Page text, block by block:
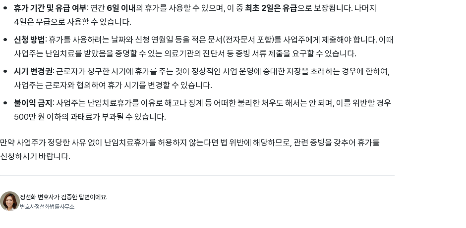
휴가 기간 및 유급 여부: 연간6일 이내의 휴가를 사용할 수 있으며, 이 중최초 2일은 유급으로 보장됩니다. 나머지
4일은 무급으로 사용할 수 있습니다.
신청 방법: 휴가를 사용하려는 날짜와 신청 연월일 등을 적은 문서(전자문서 포함)를 사업주에게 제출해야 합니다. 이때
사업주는 난임치료를 받았음을 증명할 수 있는 의료기관의 진단서 등 증빙 서류 제출을 요구할 수 있습니다.
시기 변경권: 근로자가 청구한 시기에 휴가를 주는 것이 정상적인 사업 운영에 중대한 지장을 초래하는 경우에 한하여,
사업주는 근로자와 협의하여 휴가 시기를 변경할 수 있습니다.
불이익 금지: 사업주는 난임치료휴가를 이유로 해고나 징계 등 어떠한 불리한 처우도 해서는 안 되며, 이를 위반할 경우
500만 원 이하의 과태료가 부과될 수 있습니다.
만약 사업주가 정당한 사유 없이 난임치료휴가를 허용하지 않는다면 법 위반에 해당하므로, 관련 증빙을 갖추어 휴가를
신청하시기 바랍니다.
정선화 변호사가 검증한 답변이에요.
변호사정선화법률사무소